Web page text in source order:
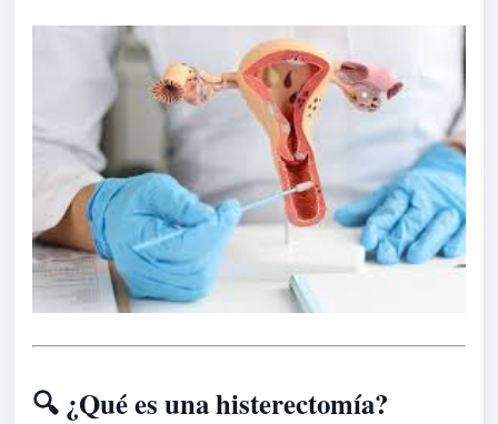
🔍 ¿Qué es una histerectomía?